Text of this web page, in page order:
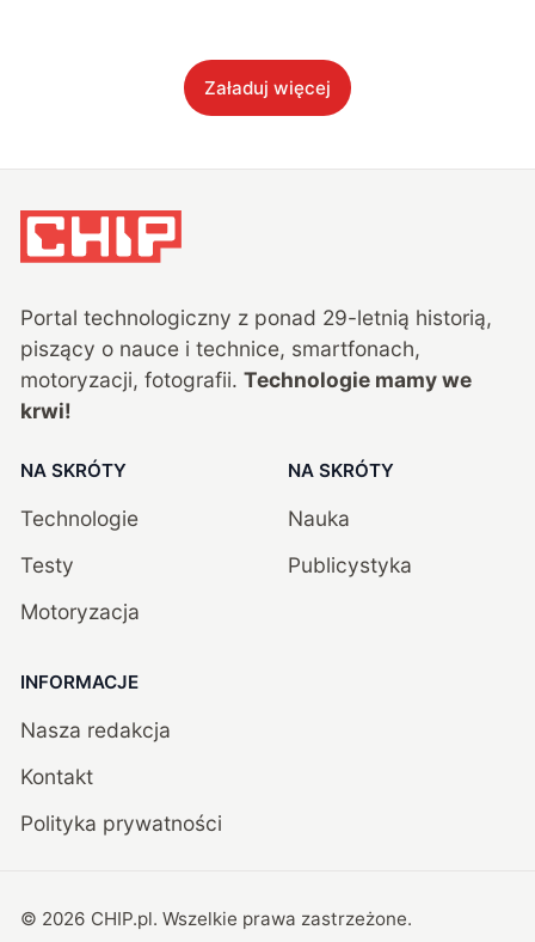
Załaduj więcej
Portal technologiczny z ponad 29-letnią historią,
piszący o nauce i technice, smartfonach,
motoryzacji, fotografii. Technologie mamy we
krwi!
NA SKRÓTY
Technologie
Testy
Motoryzacja
NA SKRÓTY
Nauka
Publicystyka
INFORMACJE
Nasza redakcja
Kontakt
Polityka prywatności
© 2026 CHIP.pl. Wszelkie prawa zastrzeżone.